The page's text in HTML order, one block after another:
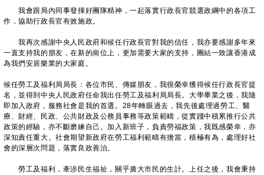
我會跟局內同事發揮好團隊精神，一起落實行政長官競選政綱中的各項工
作，協助行政長官有效施政。
我再次感謝中央人民政府和候任行政長官對我的信任，我亦要感謝多年來
一直支持我的朋友，在新的崗位上，更加需要大家的支持，團結一致讓香港成
為我們安居樂業的大家庭。
候任勞工及福利局局長：各位市民、傳媒朋友，我很榮幸獲得候任行政長官提
名，並得到中央人民政府任命我出任勞工及福利局局長。大學畢業之後，我隨
即加入政府，服務社會是我的首選。28年轉眼過去，我先後處理過勞工、醫
療、財經、民政、公共財政及公務員事務等政策範疇，從實踐中積累推行公共
政策的經驗，亦不斷磨練自己。加入新班子，負責勞福政策，我既感榮幸，亦
深知責任重大。社會期望新政府在勞工福利範疇有擔當，積極有為，處理好社
會的深層次問題，落實良政善治。
勞工及福利，牽涉民生福祉，關乎廣大市民的生計。上任之後，我會秉持